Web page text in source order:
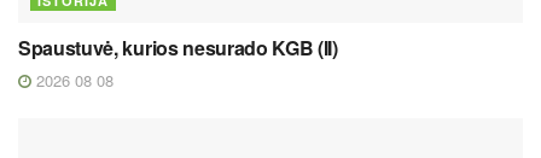
Spaustuvė, kurios nesurado KGB (II)
2026 08 08